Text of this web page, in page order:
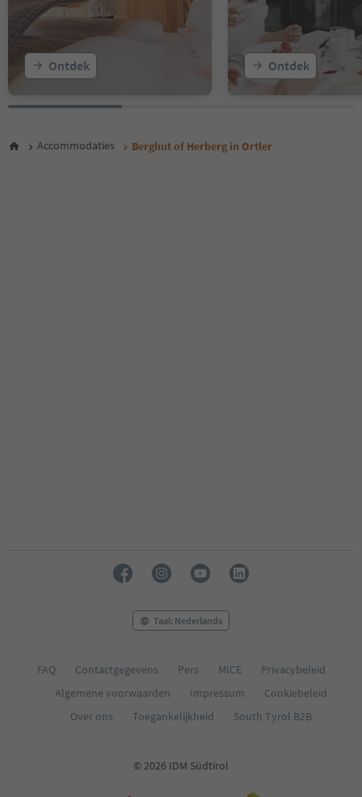
Ontdek Ontdek
Accommodaties Berghut of Herberg in Ortler
Taal: Nederlands
FAQ Contactgegevens Pers MICE
Privacybeleid
Algemene voorwaarden
Impressum
Cookiebeleid
Over ons
Toegankelijkheid South Tyrol B2B
© 2026 IDM Südtirol